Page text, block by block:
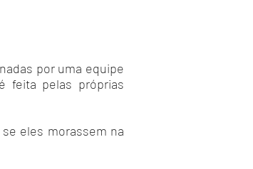
por uma equipe
feita pelas próprias
eles morassem na